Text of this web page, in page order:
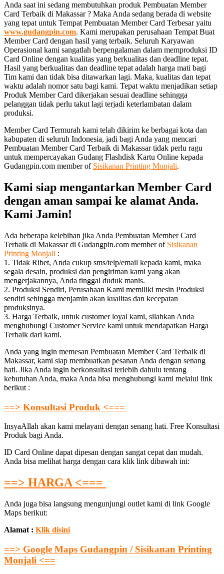
Anda saat ini sedang membutuhkan produk Pembuatan Member
Card Terbaik di Makassar ? Maka Anda sedang berada di website
yang tepat untuk Tempat Pembuatan Member Card Terbesar yaitu
www.gudangpin.com. Kami merupakan perusahaan Tempat Buat
Member Card dengan hasil yang terbaik. Seluruh Karyawan
Operasional kami sangatlah berpengalaman dalam memproduksi ID
Card Online dengan kualitas yang berkualitas dan deadline tepat.
Hasil yang berkualitas dan deadline tepat adalah harga mati bagi
Tim kami dan tidak bisa ditawarkan lagi. Maka, kualitas dan tepat
waktu adalah nomor satu bagi kami. Tepat waktu menjadikan setiap
Produk Member Card dikerjakan sesuai deadline sehingga
pelanggan tidak perlu takut lagi terjadi keterlambatan dalam
produksi.
Member Card Termurah kami telah dikirim ke berbagai kota dan
kabupaten di seluruh Indonesia, jadi bagi Anda yang mencari
Pembuatan Member Card Terbaik di Makassar tidak perlu ragu
untuk mempercayakan Gudang Flashdisk Kartu Online kepada
Gudangpin.com member of Sisikanan Printing Monjali.
Kami siap mengantarkan Member Card
dengan aman sampai ke alamat Anda.
Kami Jamin!
Ada beberapa kelebihan jika Anda Pembuatan Member Card
Terbaik di Makassar di Gudangpin.com member of Sisikanan
Printing Monjali :
1. Tidak Ribet, Anda cukup sms/telp/email kepada kami, maka
segala desain, produksi dan pengiriman kami yang akan
mengerjakannya, Anda tinggal duduk manis.
2. Produksi Sendiri, Perusahaan Kami memiliki mesin Produksi
sendiri sehingga menjamin akan kualitas dan kecepatan
produksinya.
3. Harga Terbaik, untuk customer loyal kami, silahkan Anda
menghubungi Customer Service kami untuk mendapatkan Harga
Terbaik dari kami.
Anda yang ingin memesan Pembuatan Member Card Terbaik di
Makassar, kami siap membuatkan pesanan Anda dengan senang
hati. Jika Anda ingin berkonsultasi terlebih dahulu tentang
kebutuhan Anda, maka Anda bisa menghubungi kami melalui link
berikut :
==> Konsultasi Produk <===
InsyaAllah akan kami melayani dengan senang hati. Free Konsultasi
Produk bagi Anda.
ID Card Online dapat dipesan dengan sangat cepat dan mudah.
Anda bisa melihat harga dengan cara klik link dibawah ini:
==> HARGA <===
Anda juga bisa langsung mengunjungi outlet kami di link Google
Maps berikut:
Alamat : Klik disini
==> Google Maps Gudangpin / Sisikanan Printing
Monjali <==